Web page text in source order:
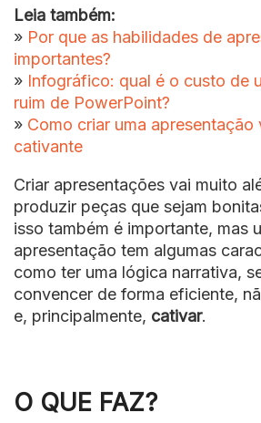
Leia também:
» Por que as habilidades de
importantes?
» Infográfico: qual é o custo de
ruim de PowerPoint?
» Como criar uma apresentação
cativante
Criar apresentações vai muito
produzir peças que sejam
isso também é importante, mas
apresentação tem algumas
como ter uma lógica narrativa,
convencer de forma eficiente,
e, principalmente, cativar.
O QUE FAZ?